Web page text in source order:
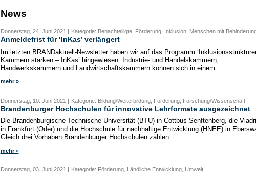
News
Donnerstag, 24. Juni 2021 | Kategorie: Benachteiligte, Förderung, Inklusion, Menschen mit
Anmeldefrist für ‘InKas’ verlängert
Im letzten BRANDaktuell-Newsletter haben wir auf das Programm
Kammern stärken – InKas’ hingewiesen. Industrie- und Handelskammern,
Handwerkskammern und Landwirtschaftskammern können sich in einem...
mehr »
Donnerstag, 10. Juni 2021 | Kategorie: Bildung/Weiterbildung, Förderung, Forschung/Wissenschaft
Brandenburger Hochschulen für innovative Lehrformate ausgezeichnet
Die Brandenburgische Technische Universität (BTU) in Cottbus-Senftenberg, die
in Frankfurt (Oder) und die Hochschule für nachhaltige Entwicklung (HNEE) in
Gleich drei Vorhaben Brandenburger Hochschulen zählen...
mehr »
Donnerstag, 03. Juni 2021 | Kategorie: Förderung, Ländliche Entwicklung, Umwelt